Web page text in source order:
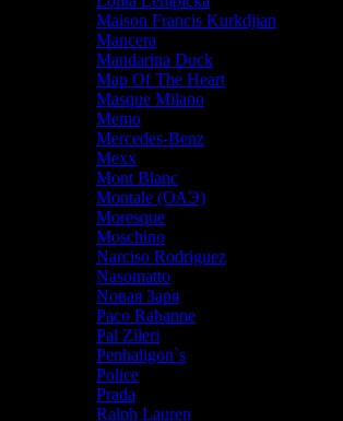
Maison Francis Kurkdjian
Mancera
Mandarina Duck
Map Of The Heart
Masque Milano
Memo
Mercedes-Benz
Mexx
Mont Blanc
Montale (ОАЭ)
Moresque
Moschino
Narciso Rodriguez
Nasomatto
Nовая Заря
Paco Rabanne
Pal Zileri
Penhaligon`s
Police
Prada
Ralph Lauren